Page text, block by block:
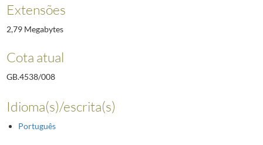
Extensões
2,79 Megabytes
Cota atual
GB.4538/008
Idioma(s)/escrita(s)
Português